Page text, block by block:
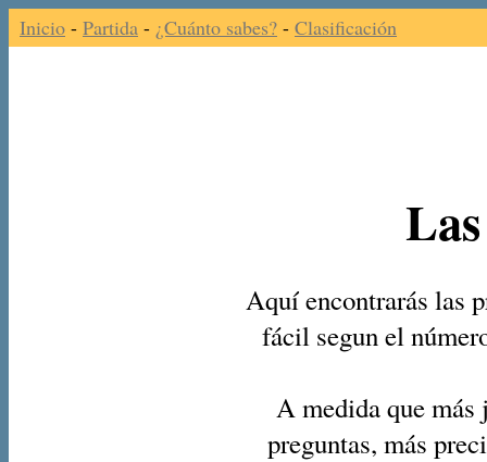
Inicio - Partida - ¿Cuánto sabes? - Clasificación
Aquí encontrarás las
fácil segun el
A medida que más
preguntas, más